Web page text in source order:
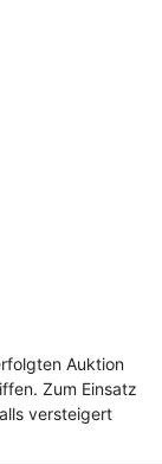
Auktion
Zum Einsatz
versteigert